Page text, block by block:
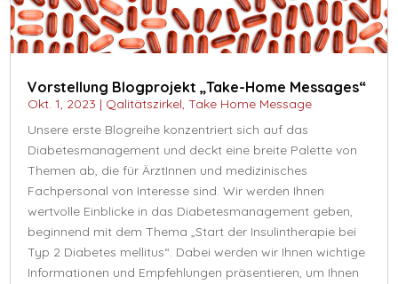
Vorstellung Blogprojekt „Take-Home Messages“
Okt. 1, 2023 | Qalitätszirkel,Take Home Message
Unsere erste Blogreihe konzentriert sich auf das
Diabetesmanagement und deckt eine breite Palette von
Themen ab, die für ÄrztInnen und medizinisches
Fachpersonal von Interesse sind. Wir werden Ihnen
wertvolle Einblicke in das Diabetesmanagement geben,
beginnend mit dem Thema „Start der Insulintherapie bei
Typ 2 Diabetes mellitus“. Dabei werden wir Ihnen wichtige
Informationen und Empfehlungen präsentieren, um Ihnen